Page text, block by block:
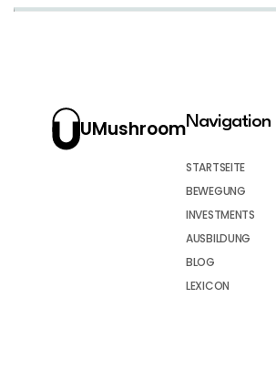
UMushroomNavigation
STARTSEITE
BEWEGUNG
INVESTMENTS
AUSBILDUNG
BLOG
LEXICON